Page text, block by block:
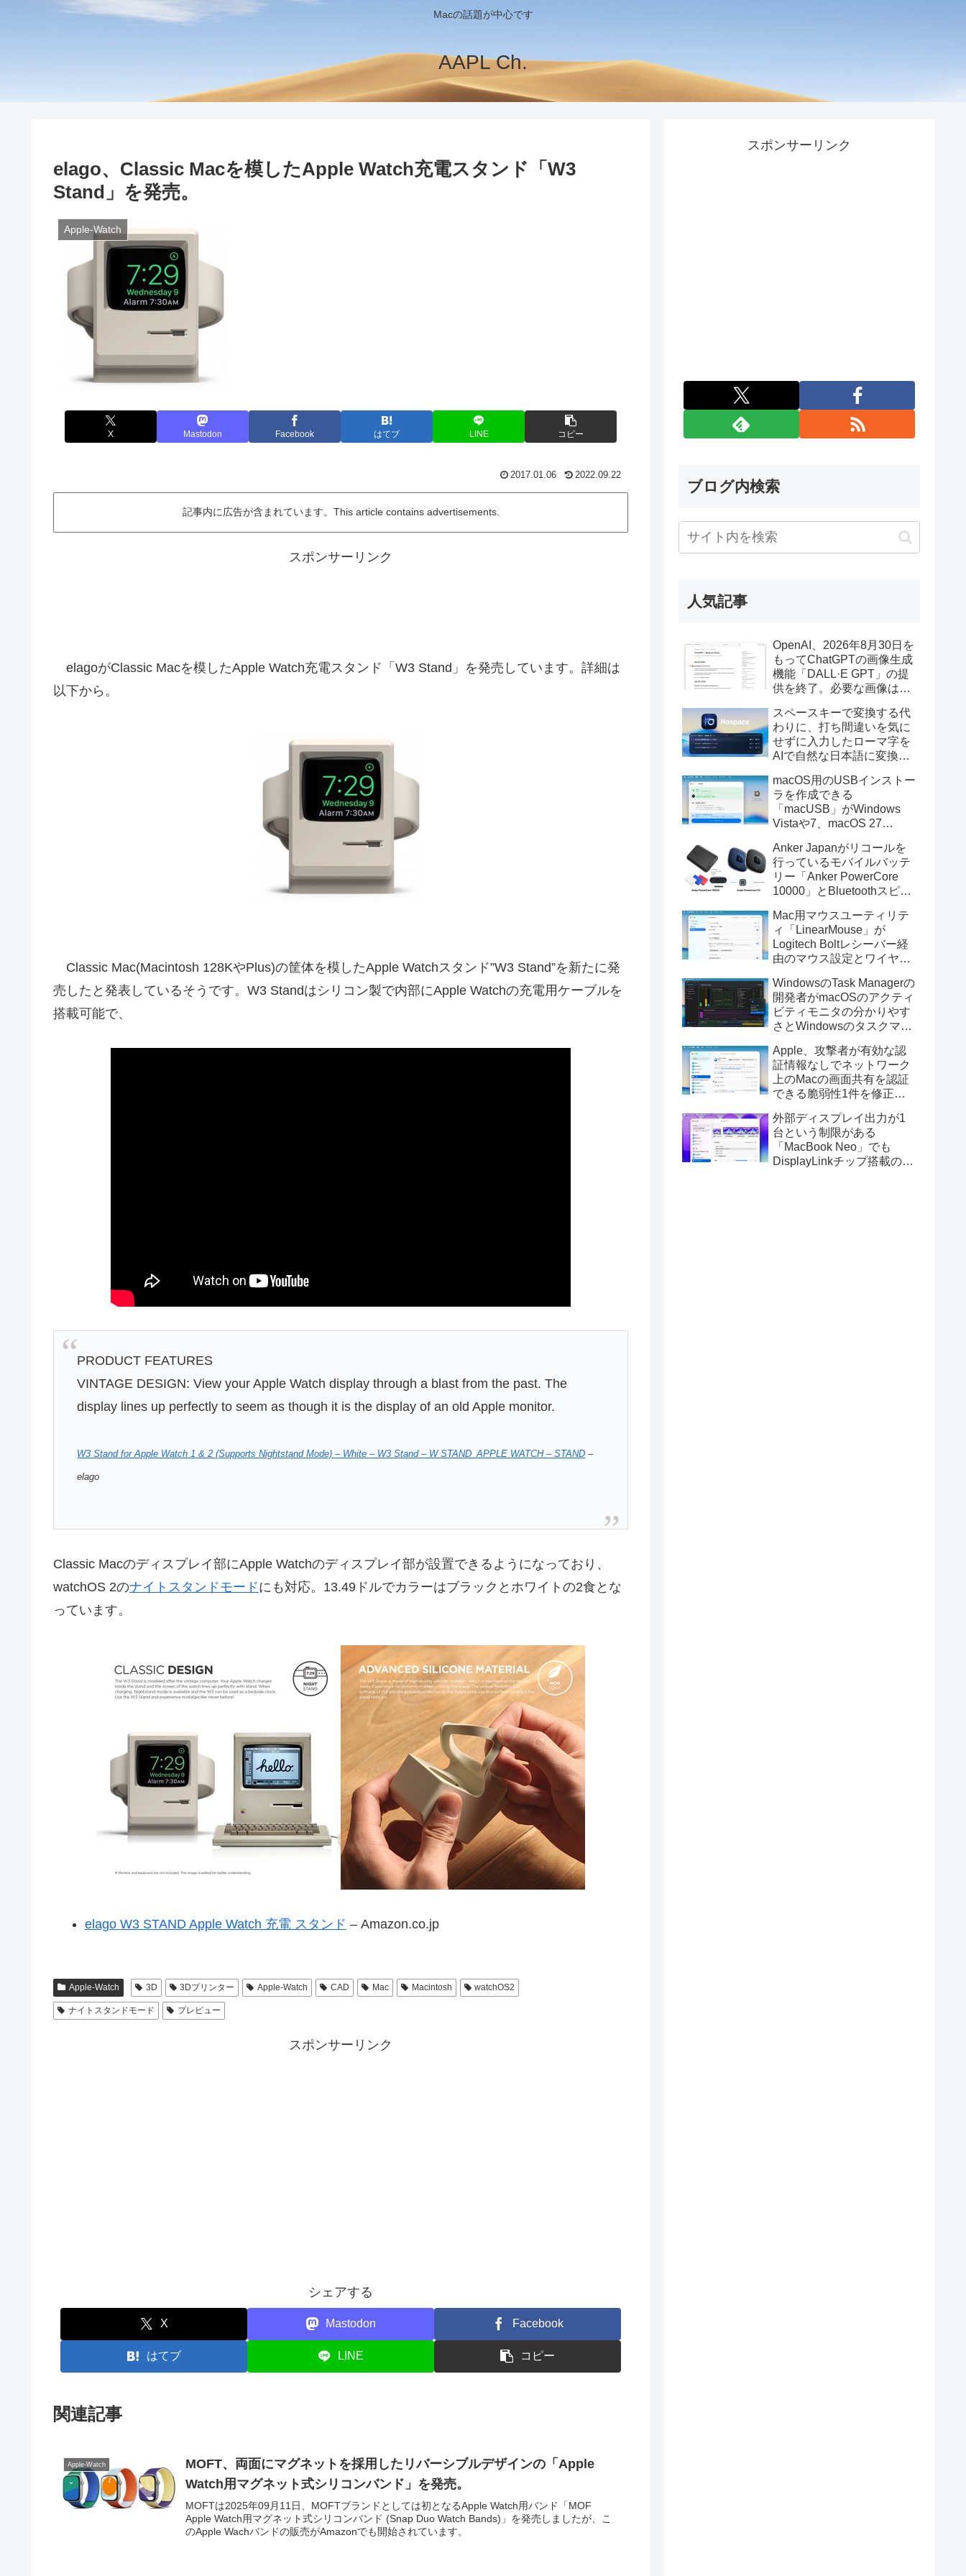
Macの話題が中心です
AAPL Ch.
elago、Classic Macを模したApple Watch充電スタンド「W3
Stand」を発売。
Apple-Watch
X Mastodon Facebook はてブ LINE コピー
2017.01.06 2022.09.22
記事内に広告が含まれています。This article contains advertisements.
スポンサーリンク
elagoがClassic Macを模したApple Watch充電スタンド「W3 Stand」を発売しています。詳細は
以下から。
Classic Mac(Macintosh 128KやPlus)の筐体を模したApple Watchスタンド”W3 Stand”を新たに発
売したと発表しているそうです。W3 Standはシリコン製で内部にApple Watchの充電用ケーブルを
搭載可能で、
PRODUCT FEATURES
VINTAGE DESIGN: View your Apple Watch display through a blast from the past. The
display lines up perfectly to seem as though it is the display of an old Apple monitor.
W3 Stand for Apple Watch 1 & 2 (Supports Nightstand Mode) – White – W3 Stand – W STAND_APPLE WATCH – STAND –
elago
Classic Macのディスプレイ部にApple Watchのディスプレイ部が設置できるようになっており、
watchOS 2のナイトスタンドモードにも対応。13.49ドルでカラーはブラックとホワイトの2食とな
っています。
elago W3 STAND Apple Watch 充電 スタンド – Amazon.co.jp
Apple-Watch 3D 3Dプリンター Apple-Watch CAD Mac Macintosh watchOS2
ナイトスタンドモード プレビュー
スポンサーリンク
シェアする
X Mastodon Facebook
はてブ LINE コピー
関連記事
Apple-Watch
MOFT、両面にマグネットを採用したリバーシブルデザインの「Apple
Watch用マグネット式シリコンバンド」を発売。
MOFTは2025年09月11日、MOFTブランドとしては初となるApple Watch用バンド「MOF
Apple Watch用マグネット式シリコンバンド (Snap Duo Watch Bands)」を発売しましたが、こ
のApple Wachバンドの販売がAmazonでも開始されています。
スポンサーリンク
ブログ内検索
人気記事
OpenAI、2026年8月30日を
もってChatGPTの画像生成
機能「DALL·E GPT」の提
供を終了。必要な画像は期
スペースキーで変換する代
わりに、打ち間違いを気に
せずに入力したローマ字を
AIで自然な日本語に変換し
力アプリ「Nospace」がリ
リース。
macOS用のUSBインストー
ラを作成できる
「macUSB」がWindows
Vistaや7、macOS 27
トーラの作成に対応。
Anker Japanがリコールを
行っているモバイルバッテ
リー「Anker PowerCore
10000」とBluetoothスピー
辺を焼損する火災が6月に3
件発生していたそうなので
注意を。
Mac用マウスユーティリテ
ィ「LinearMouse」が
Logitech Boltレシーバー経
由のマウス設定とワイヤレ
ックボールに対応。
WindowsのTask Managerの
開発者がmacOSのアクティ
ビティモニタの分かりやす
さとWindowsのタスクマネ
Mac用システムモニタアプ
リ「Task Manager TMOG」
のBeta版を公開。
Apple、攻撃者が有効な認
証情報なしでネットワーク
上のMacの画面共有を認証
できる脆弱性1件を修正し
や「macOS Sequoia
15.7.9/Sonoma 14.8.9」を
リリース。
外部ディスプレイ出力が1
台という制限がある
「MacBook Neo」でも
DisplayLinkチップ搭載の